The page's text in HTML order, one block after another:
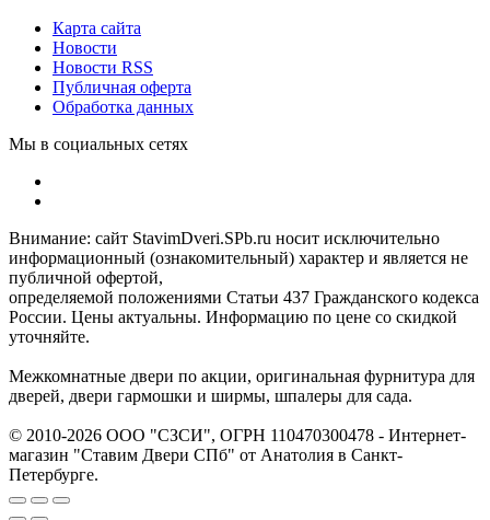
Карта сайта
Новости
Новости RSS
Публичная оферта
Обработка данных
Мы в социальных сетях
Внимание: сайт StavimDveri.SPb.ru носит исключительно
информационный (ознакомительный) характер и является не
публичной офертой,
определяемой положениями Статьи 437 Гражданского кодекса
России. Цены актуальны. Информацию по цене со скидкой
уточняйте.
Межкомнатные двери по акции, оригинальная фурнитура для
дверей, двери гармошки и ширмы, шпалеры для сада.
© 2010-2026 ООО "СЗСИ", ОГРН 110470300478 - Интернет-
магазин "Ставим Двери СПб" от Анатолия в Санкт-
Петербурге.